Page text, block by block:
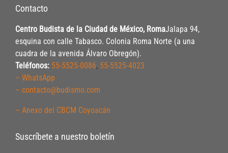
Contacto
Centro Budista de la Ciudad de México, RomaJalapa 94,
esquina con calle Tabasco. Colonia Roma Norte (a una
cuadra de la avenida Álvaro Obregón).
Teléfonos: 55-5525-0086, 55-5525-4023
– WhatsApp
– contacto@budismo.com
– Anexo del CBCM Coyoacán
Suscríbete a nuestro boletín